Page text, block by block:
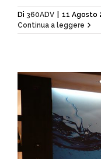
Di 360ADV 11 Agosto
Continua a leggere